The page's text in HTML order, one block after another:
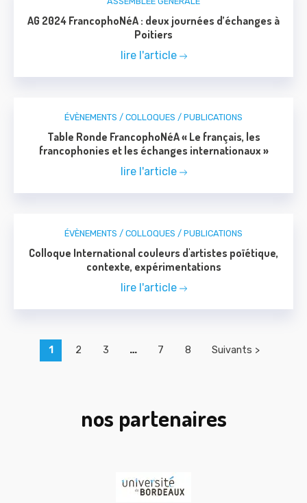
AG 2024 FrancophoNéA : deux journées d’échanges à
Poitiers
lire l'article
ÉVÈNEMENTS / COLLOQUES / PUBLICATIONS
Table Ronde FrancophoNéA « Le français, les
francophonies et les échanges internationaux »
lire l'article
ÉVÈNEMENTS / COLLOQUES / PUBLICATIONS
Colloque International couleurs d'artistes poïétique,
contexte, expérimentations
lire l'article
1 2 3 … 7 8 Suivants >
nos partenaires